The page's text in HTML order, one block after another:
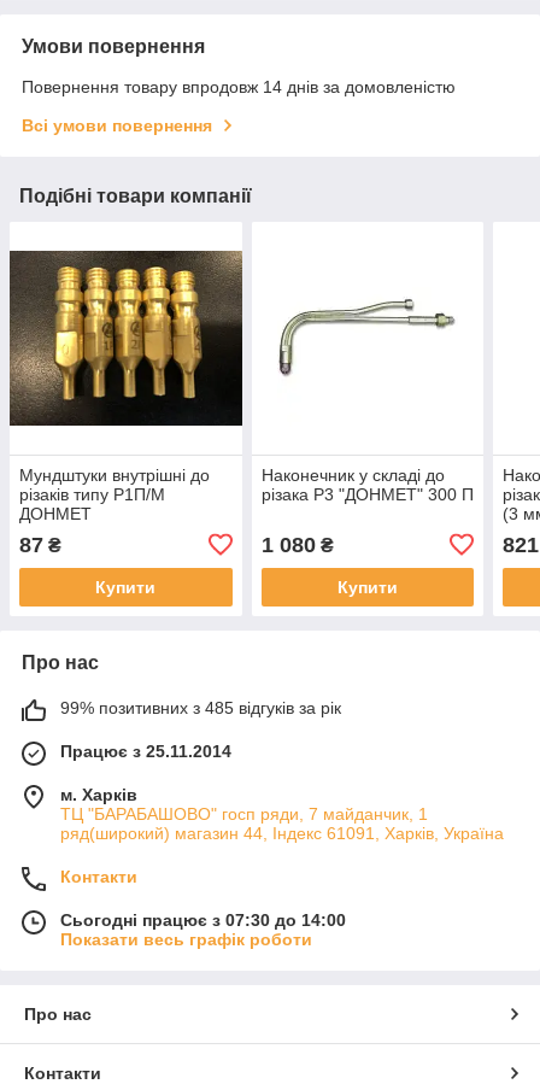
Умови повернення
Повернення товару впродовж 14 днів за домовленістю
Всі умови повернення
Подібні товари компанії
Мундштуки внутрішні до
різаків типу Р1П/М
ДОНМЕТ
142/142У/149/147/150/150У/143-
No0П,1П,2П,3П,4П
87 ₴
Купити
Наконечник у складі до
різака Р3 "ДОНМЕТ" 300 П
1 080₴
Купити
(3
821
Про нас
99% позитивних з 485 відгуків за рік
Працює з 25.11.2014
м. Харків
ТЦ "БАРАБАШОВО" госп ряди, 7 майданчик, 1
ряд(широкий) магазин 44, Індекс 61091, Харків, Україна
Контакти
Сьогодні працює з 07:30 до 14:00
Показати весь графік роботи
Про нас
Контакти